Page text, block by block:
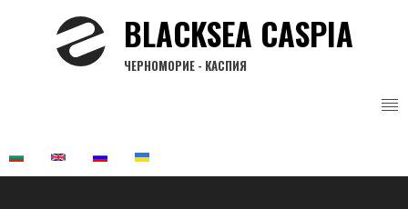
BLACKSEA CASPIA
ЧЕРНОМОРИЕ - КАСПИЯ